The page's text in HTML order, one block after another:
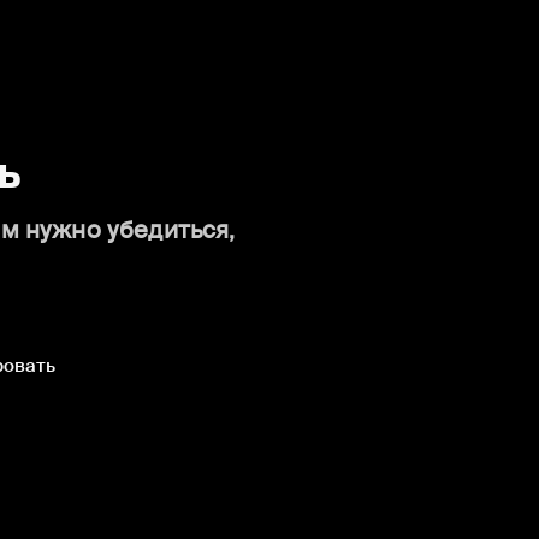
нужно убедиться,